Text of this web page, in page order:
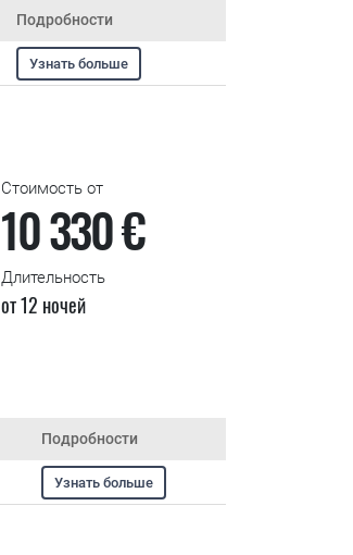
Подробности
Узнать больше
Стоимость от
10 330 €
Длительность
от 12 ночей
Подробности
Узнать больше